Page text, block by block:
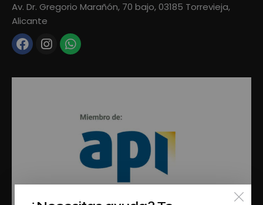
Av. Dr. Gregorio Marañón, 70 bajo, 03185 Torrevieja,
Alicante